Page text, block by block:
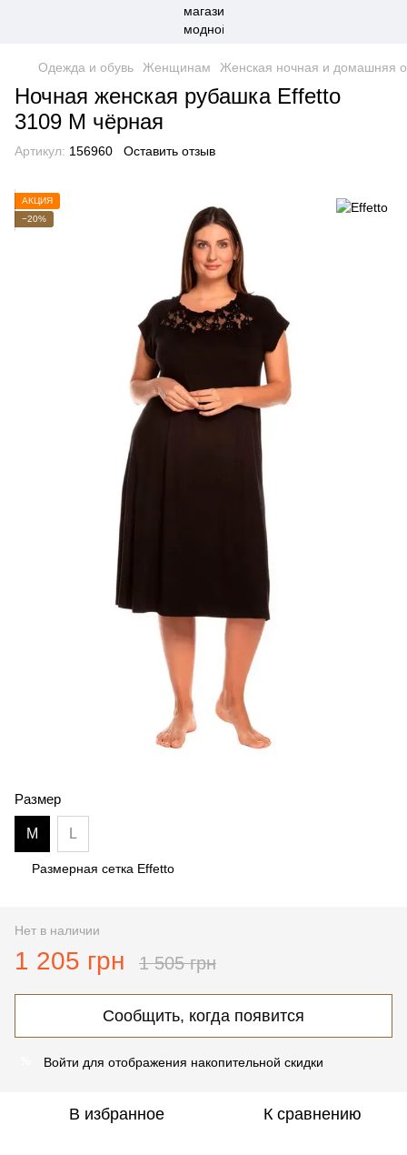
Одежда и обувь Женщинам Женская ночная и домашняя
Ночная женская рубашка Effetto
3109 M чёрная
Артикул: 156960 Оставить отзыв
АКЦИЯ
−20%
Размер
M L
Размерная сетка Effetto
Нет в наличии
1 205 грн 1 505 грн
Сообщить, когда появится
Войти для отображения накопительной скидки
В избранное К сравнению